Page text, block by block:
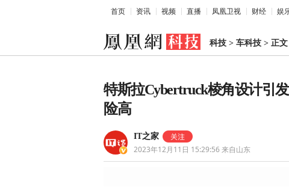
首页 资讯 视频 直播 凤凰卫视 财经 娱
科技 > 车科技 > 正文
特斯拉Cybertruck棱角设计引
险高
IT之家
2023年12月11日 15:29:56来自山东